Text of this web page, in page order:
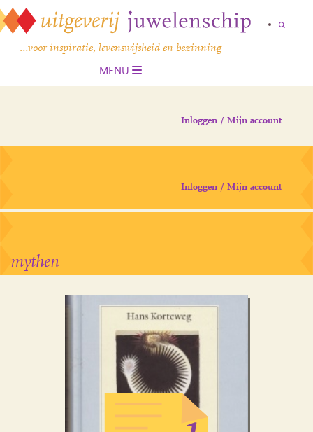
…voor inspiratie, levenswijsheid en bezinning
MENU
Inloggen / Mijn account
Inloggen / Mijn account
mythen